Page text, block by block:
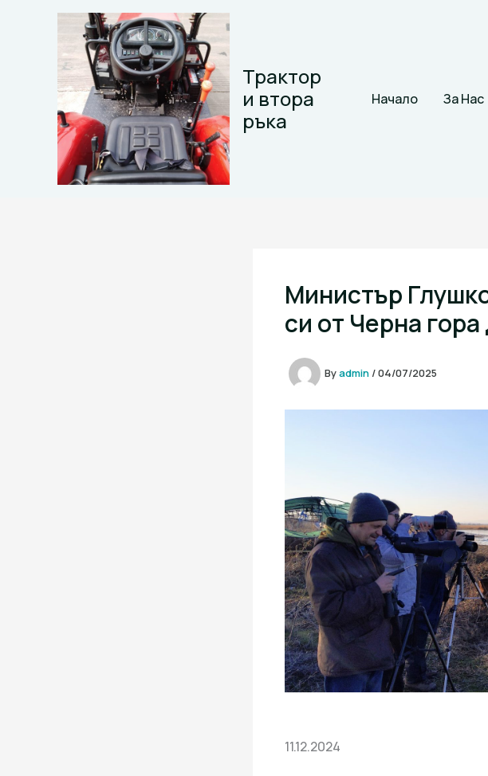
Трактор
и втора
ръка
Начало За Нас
Министър
си от Черна
Byadmin /04/07/2025
11.12.2024